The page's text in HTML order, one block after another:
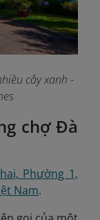
cây xanh -
chợ Đà
Phường 1,
Nam.